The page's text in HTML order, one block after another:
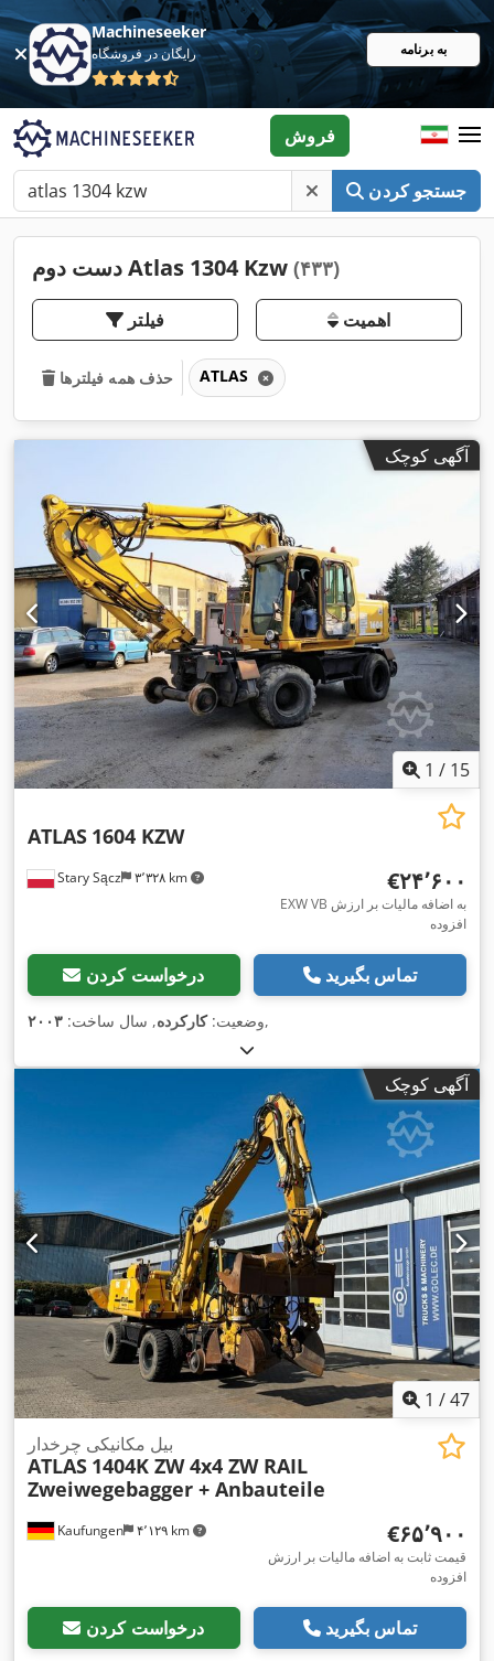
Machineseeker
رایگان در فروشگاه به برنامه
جستجو کردن
فروش
دست دوم Atlas 1304 Kzw (۴۳۳)
فیلتر اهمیت
حذف همه فیلترها ATLAS
آگهی کوچک
1 / 15
Stary Sącz ۳٬۳۲۸ km
ATLAS 1604 KZW
‎€۲۴٬۶۰۰
EXW VB به اضافه مالیات بر ارزش
افزوده
درخواست کردن تماس بگیرید
وضعیت:کارکرده, سال ساخت: ۲۰۰۳ ,
آگهی کوچک
1 /47
Kaufungen ۴٬۱۲۹ km
بیل مکانیکی چرخدار
ATLAS 1404K ZW 4x4 ZW RAIL
Zweiwegebagger + Anbauteile
‎€۶۵٬۹۰۰
قیمت ثابت به اضافه مالیات بر ارزش
افزوده
درخواست کردن تماس بگیرید